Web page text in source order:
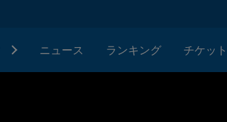
ニュース ランキング チケッ